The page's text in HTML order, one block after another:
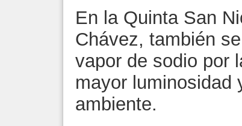
En la Quinta San
Chávez, también
vapor de sodio por
mayor luminosidad
ambiente.